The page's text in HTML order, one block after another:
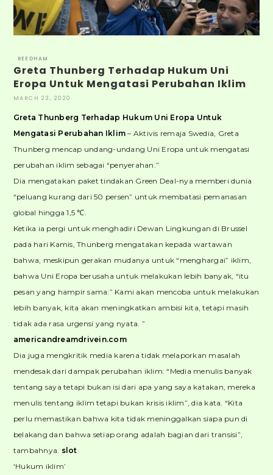
REEDHAM
Greta Thunberg Terhadap Hukum Uni
Eropa Untuk Mengatasi Perubahan Iklim
MARCH 23, 2020
Greta Thunberg Terhadap Hukum Uni Eropa Untuk
Mengatasi Perubahan Iklim – Aktivis remaja Swedia, Greta
Thunberg mencap undang-undang Uni Eropa untuk mengatasi
perubahan iklim sebagai “penyerahan.”
Dia mengatakan paket tindakan Green Deal-nya memberi dunia
“peluang kurang dari 50 persen” untuk membatasi pemanasan
global hingga 1,5 ℃.
Ketika ia pergi untuk menghadiri Dewan Lingkungan di Brussel
pada hari Kamis, Thunberg mengatakan kepada wartawan
bahwa, meskipun gerakan mudanya untuk “menghargai” iklim,
bahwa Uni Eropa berusaha untuk melakukan lebih banyak, “itu
pesan yang hampir sama:” Kami akan mencoba untuk melakukan
lebih banyak, kita akan meningkatkan ambisi kita, tetapi masih
tidak ada rasa urgensi yang nyata. ”
americandreamdrivein.com
Dia juga mengkritik media karena tidak melaporkan masalah
mendesak dari dampak perubahan iklim: “Media menulis banyak
tentang saya tetapi bukan isi dari apa yang saya katakan, mereka
menulis tentang iklim tetapi bukan krisis iklim”, dia kata. “Kita
perlu memastikan bahwa kita tidak meninggalkan siapa pun di
belakang dan bahwa setiap orang adalah bagian dari transisi”,
tambahnya. slot
‘Hukum iklim’